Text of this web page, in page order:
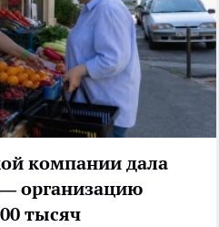
компании дала
организацию
тысяч